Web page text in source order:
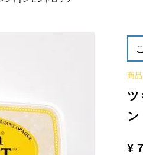
商
¥